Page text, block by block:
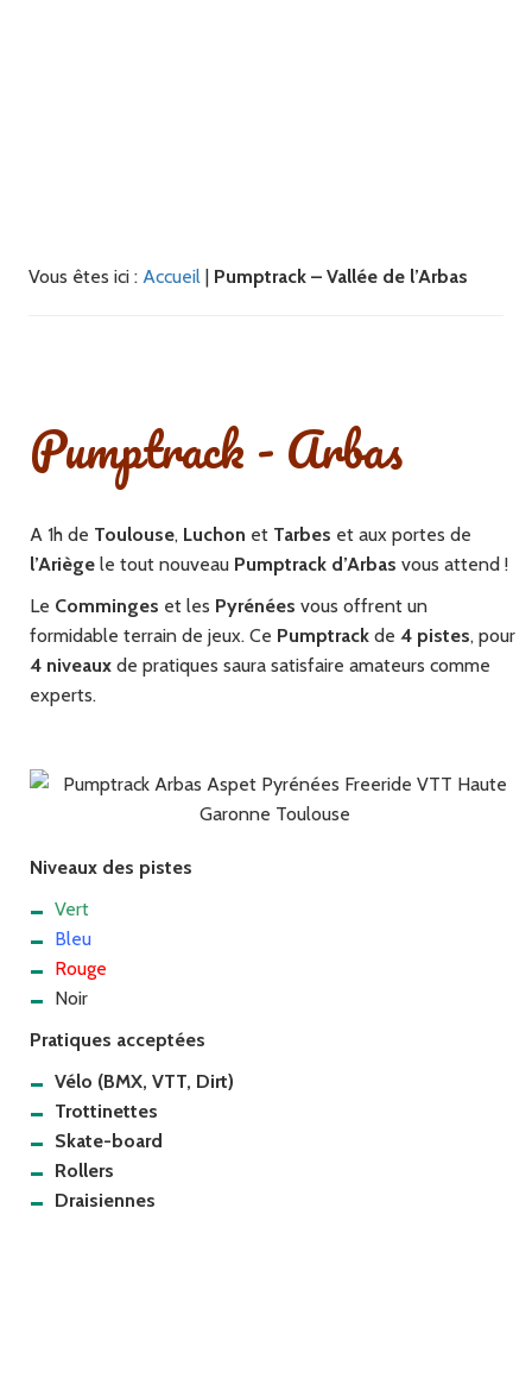
Vous êtes ici : Accueil | Pumptrack – Vallée de l’Arbas
Pumptrack - Arbas
A 1h de Toulouse, Luchon et Tarbes et aux portes de
l’Ariège le tout nouveau Pumptrack d’Arbas vous attend !
Le Comminges et les Pyrénées vous offrent un
formidable terrain de jeux. Ce Pumptrack de 4 pistes, pour
4 niveaux de pratiques saura satisfaire amateurs comme
experts.
Niveaux des pistes
Vert
Bleu
Rouge
Noir
Pratiques acceptées
Vélo (BMX, VTT, Dirt)
Trottinettes
Skate-board
Rollers
Draisiennes